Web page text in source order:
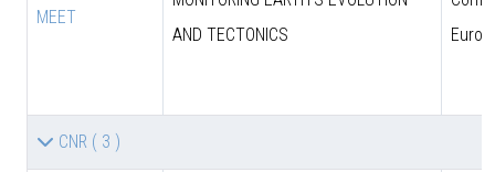
MEET
AND TECTONICS
CNR ( 3 )